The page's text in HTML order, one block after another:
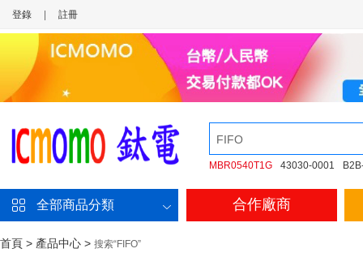
登錄 註冊
MBR0540T1G 43030-0001
全部商品分類 合作廠商
首頁 > 產品中心 > 搜索“FIFO”